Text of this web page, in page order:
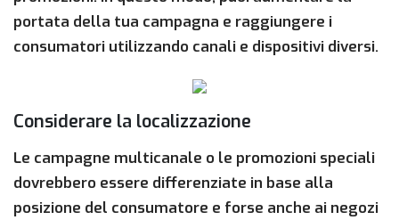
portata della tua campagna e raggiungere i
consumatori utilizzando canali e dispositivi diversi.
Considerare la localizzazione
Le campagne multicanale o le promozioni speciali
dovrebbero essere differenziate in base alla
posizione del consumatore e forse anche ai negozi